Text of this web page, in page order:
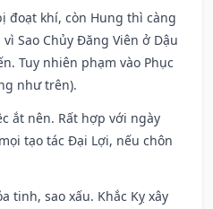
đoạt khí, còn Hung thì càng
Sao Chủy Đăng Viên ở Dậu
Tuy nhiên phạm vào Phục
như trên).
ắt nên. Rất hợp với ngày
tạo tác Đại Lợi, nếu chôn
tinh, sao xấu. Khắc Kỵ xây